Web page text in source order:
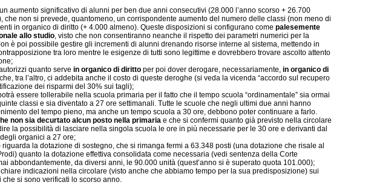
aumento significativo di alunni per ben due anni consecutivi (28.000 l’anno scorso + 26.700
che non si prevede, quantomeno, un corrispondente aumento del numero delle classi (non meno di
in organico di diritto (+ 4.000 almeno). Queste disposizioni si configurano come palesemente
allo studio, visto che non consentiranno neanche il rispetto dei parametri numerici per la
è poi possibile gestire gli incrementi di alunni drenando risorse interne al sistema, mettendo in
tra loro mentre le esigenze di tutti sono legittime e dovrebbero trovare ascolto attento
quanto serve in organico di dirittoper poi dover derogare, necessariamente, in organico di
tra l’altro, ci addebita anche il costo di queste deroghe (si veda la vicenda “accordo sul recupero
dei risparmi del 30% sui tagli);
essere tollerabile nella scuola primaria per il fatto che il tempo scuola “ordinamentale” sia ormai
classi e sia diventato a 27 ore settimanali. Tutte le scuole che negli ultimi due anni hanno
del tempo pieno, ma anche un tempo scuola a 30 ore, debbono poter continuare a farlo.
non sia decurtato alcun posto nella primariae che si confermi quanto già previsto nella circolare
la possibilità di lasciare nella singola scuola le ore in più necessarie per le 30 ore e derivanti dal
organici a 27 ore;
la dotazione di sostegno, che si rimanga fermi a 63.348 posti (una dotazione che risale al
quanto la dotazione effettiva consolidata come necessaria (vedi sentenza della Corte
abbondantemente, da diversi anni, le 90.000 unità (quest’anno si è superato quota 101.000);
indicazioni nella circolare (visto anche che abbiamo tempo per la sua predisposizione) sui
si sono verificati lo scorso anno.